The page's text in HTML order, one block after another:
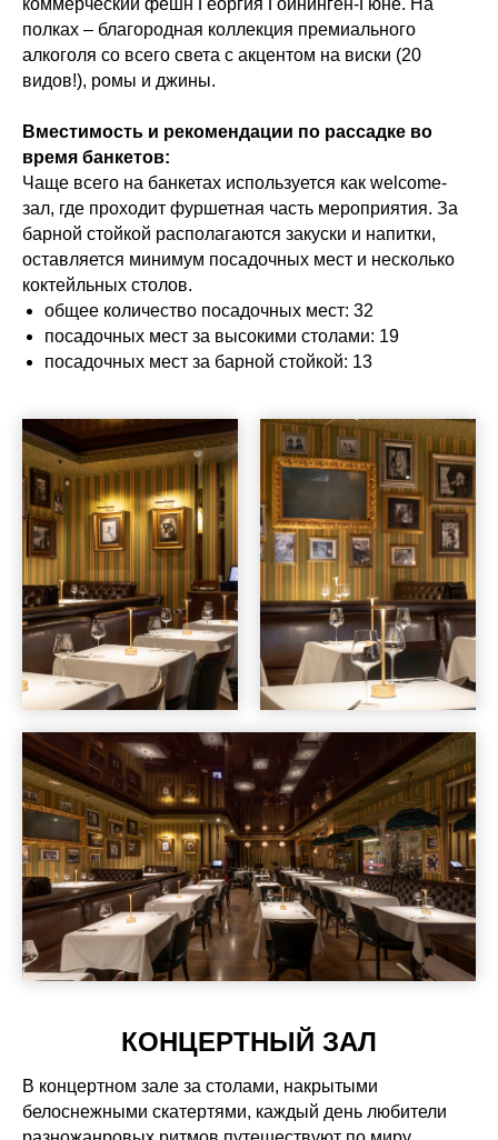
коммерческий фешн Георгия Гойнинген-Гюне. На
полках – благородная коллекция премиального
алкоголя со всего света с акцентом на виски (20
видов!), ромы и джины.
Вместимость и рекомендации по рассадке во
время банкетов:
Чаще всего на банкетах используется как welcome-
зал, где проходит фуршетная часть мероприятия. За
барной стойкой располагаются закуски и напитки,
оставляется минимум посадочных мест и несколько
коктейльных столов.
общее количество посадочных мест: 32
посадочных мест за высокими столами: 19
посадочных мест за барной стойкой: 13
КОНЦЕРТНЫЙ ЗАЛ
В концертном зале за столами, накрытыми
белоснежными скатертями, каждый день любители